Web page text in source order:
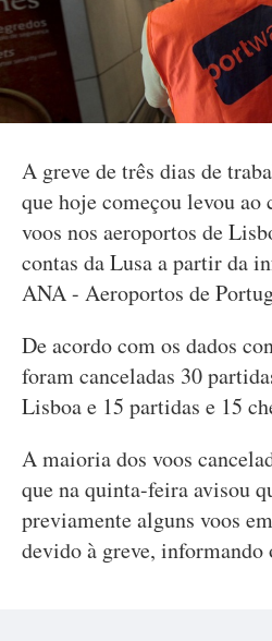
A greve de três dias de
que hoje começou levou ao
voos nos aeroportos de
contas da Lusa a partir da
ANA - Aeroportos de
De acordo com os dados
foram canceladas 30
Lisboa e 15 partidas e 15
A maioria dos voos
que na quinta-feira avisou
previamente alguns voos
devido à greve, informando